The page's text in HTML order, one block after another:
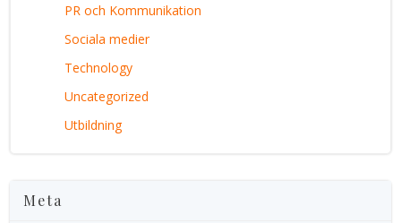
PR och Kommunikation
Sociala medier
Technology
Uncategorized
Utbildning
Meta